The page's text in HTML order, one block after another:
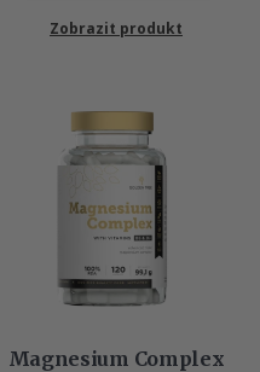
Zobrazit produkt
Magnesium Complex